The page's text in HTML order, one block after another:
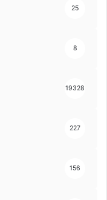
25
8
19328
227
156